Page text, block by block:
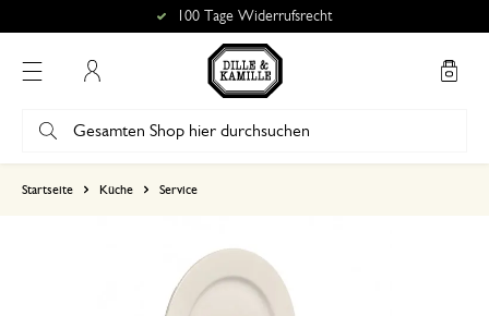
100 Tage Widerrufsrecht
Startseite Küche Service